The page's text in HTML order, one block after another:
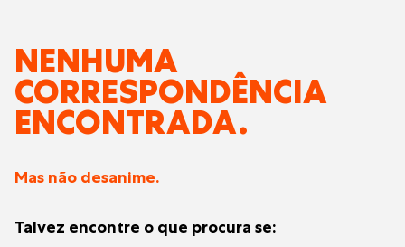
NENHUMA
CORRESPONDÊNCIA
ENCONTRADA.
Mas não desanime.
Talvez encontre o que procura se: